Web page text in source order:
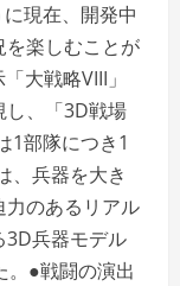
現在、開発中
を楽しむことが
大戦略VIII」
し、「3D戦場
1部隊につき1
、兵器を大き
力のあるリアル
3D兵器モデル
。●戦闘の演出